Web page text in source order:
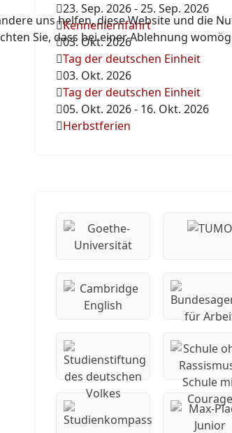
23. Sep. 2026-25. Sep. 2026
Kennenlernfahrt
03. Okt. 2026
Tag der deutschen Einheit
03. Okt. 2026
Tag der deutschen Einheit
05. Okt. 2026- 16. Okt. 2026
Herbstferien
uns helfen, diese Website und die
Sie, dass bei einer Ablehnung